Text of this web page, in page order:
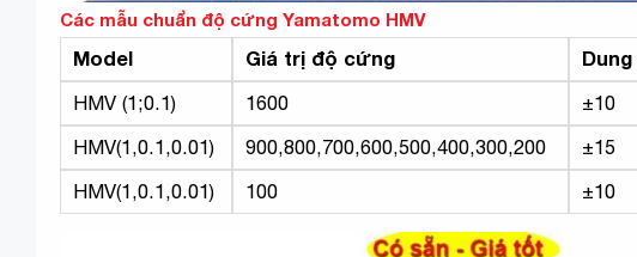
Các mẫu chuẩn độ cứng Yamatomo HMV
Model Giá trị độ cứng
HMV (1;0.1)
1600 ±10
HMV(1,0.1,0.01)
900,800,700,600,500,400,300,200 ±15
HMV(1,0.1,0.01)
100 ±10